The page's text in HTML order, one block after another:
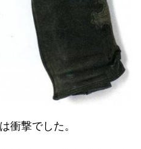
衝撃でした。